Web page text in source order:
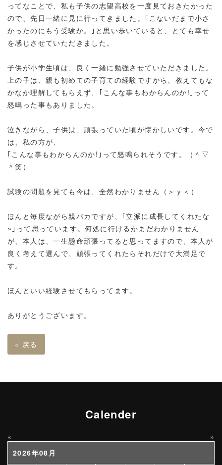
ってなことで、私も子供の志望高校を一度見ておきたかった
ので、先日一緒に見に行ってきました。｢こないだまで小さ
かったのにもう受験か。｣と思い歩いていると、とても幸せ
を感じさせていただきました。
子供が小学生頃は、良く一緒に勉強させていただきました。
上の子は、親も初めての子育ての経験ですから、教えてもな
かなか理解してもらえず、｢こんな事もわからんのか!｣って
怒鳴った事もありました。
泣きながら、子供は、頑張っていた頃が懐かしいです。今で
は、私の方が、
｢こんな事もわからんのか!｣って怒鳴られそうです。（＾▽
＾笑）
試験の問題を見ても今は、全然わかりません（＞ｙ＜）
ほんと毎度ながら親バカですが、｢立派に成長してくれたな
~｣って思っています。何処に行けるかまだわかりません
が、本人は、一生懸命頑張ってると思ってますので、本人が
良く考えて選んで、頑張ってくれたらそれだけで大満足で
す。
ほんといい経験させてもらってます。
ありがとうございます。
« 戻る
Calender
«
»
2026年08月